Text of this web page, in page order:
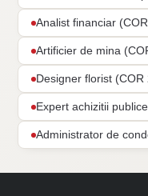
Analist financiar
Artificier de mina
Designer florist (COR
Expert achizitii
Administrator de